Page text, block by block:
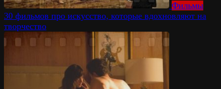
Фильмы
30 фильмов про искусство, которые вдохновляют на
творчество